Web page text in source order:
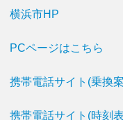
横浜市HP
PCページはこちら
携帯電話サイト(乗換
携帯電話サイト(時刻